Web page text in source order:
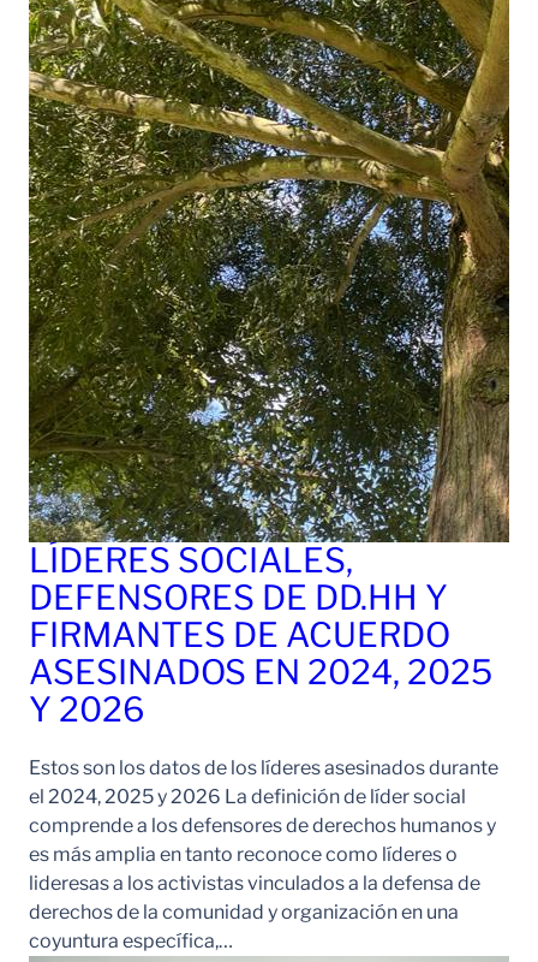
LÍDERES SOCIALES,
DEFENSORES DE DD.HH Y
FIRMANTES DE ACUERDO
ASESINADOS EN 2024, 2025
Y 2026
Estos son los datos de los líderes asesinados durante
el 2024, 2025 y 2026 La definición de líder social
comprende a los defensores de derechos humanos y
es más amplia en tanto reconoce como líderes o
lideresas a los activistas vinculados a la defensa de
derechos de la comunidad y organización en una
coyuntura específica,…